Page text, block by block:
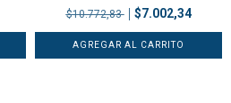
$10.772,83
$7.002,34